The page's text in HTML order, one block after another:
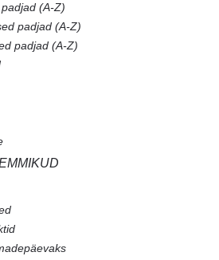
(A-Z)
padjad (A-Z)
padjad (A-Z)